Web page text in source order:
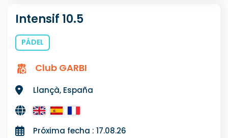
Intensif 10.5
PÁDEL
Club GARBI
Llançà, España
Próxima fecha : 17.08.26